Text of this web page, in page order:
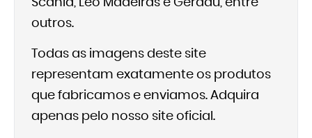
Scania, Léo Madeiras e Gerdau, entre
outros.
Todas as imagens deste site
representam exatamente os produtos
que fabricamos e enviamos. Adquira
apenas pelo nosso site oficial.